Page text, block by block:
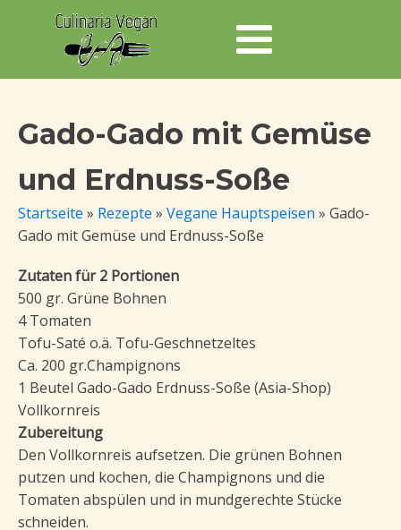
Gado-Gado mit Gemüse
und Erdnuss-Soße
Startseite » Rezepte » Vegane Hauptspeisen » Gado-
Gado mit Gemüse und Erdnuss-Soße
Zutaten für 2 Portionen
500 gr. Grüne Bohnen
4 Tomaten
Tofu-Saté o.ä. Tofu-Geschnetzeltes
Ca. 200 gr.Champignons
1 Beutel Gado-Gado Erdnuss-Soße (Asia-Shop)
Vollkornreis
Zubereitung
Den Vollkornreis aufsetzen. Die grünen Bohnen
putzen und kochen, die Champignons und die
Tomaten abspülen und in mundgerechte Stücke
schneiden.